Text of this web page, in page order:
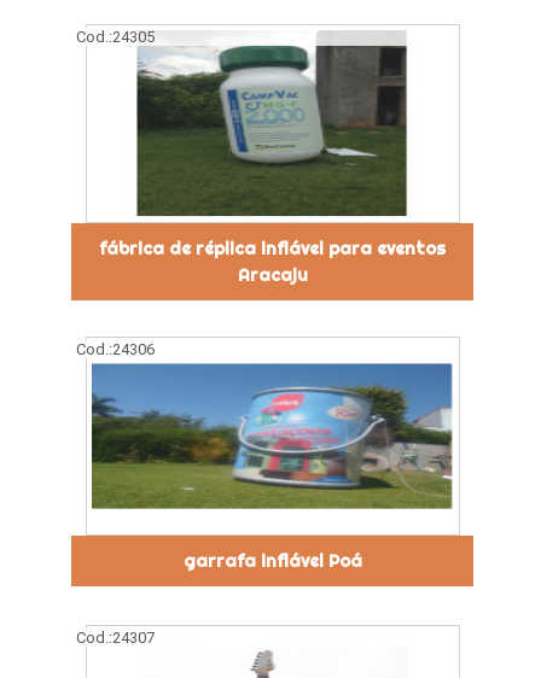
Cod.:24305
fábrica de réplica inflável para eventos
Aracaju
Cod.:24306
garrafa inflável Poá
Cod.:24307